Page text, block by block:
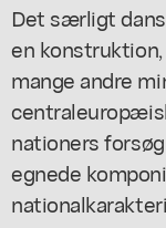
Det særligt
en
mange andre
nationers
egnede